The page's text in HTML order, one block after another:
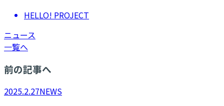
HELLO! PROJECT
ニュース
一覧へ
前の記事へ
2025.2.27NEWS